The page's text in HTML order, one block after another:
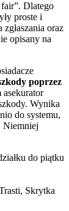
Dlatego
proste i
oraz
opisany na
poprzez
asekurator
Wynika
do systemu,
Niemniej
do piątku
Skrytka